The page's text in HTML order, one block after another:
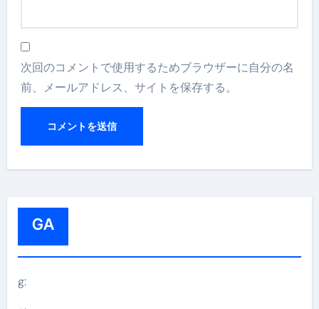
次回のコメントで使用するためブラウザーに自分の名
前、メールアドレス、サイトを保存する。
GA
g: